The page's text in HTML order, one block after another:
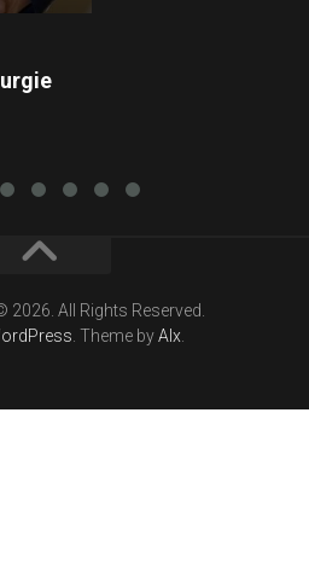
All Rights Reserved.
. Theme byAlx